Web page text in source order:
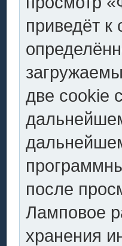
приведёт
две cookie
после
Ламповое
хранения